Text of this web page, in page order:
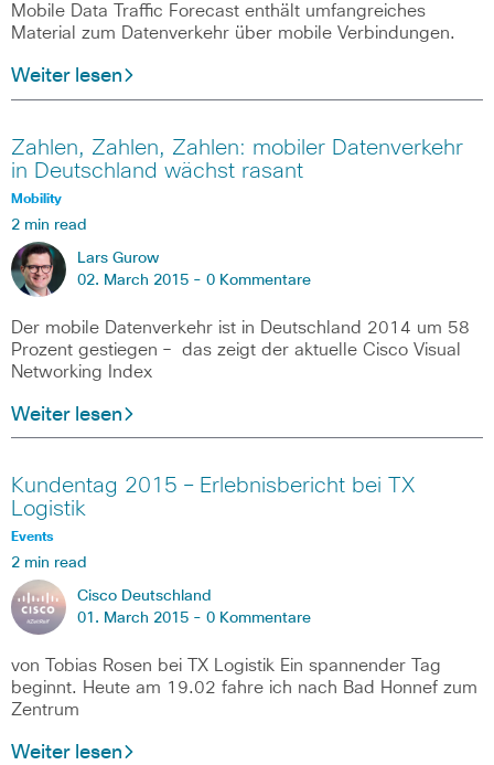
Mobile Data Traffic Forecast enthält umfangreiches
Material zum Datenverkehr über mobile Verbindungen.
Weiter lesen
Zahlen, Zahlen, Zahlen: mobiler Datenverkehr
in Deutschland wächst rasant
Mobility
2 min read
Lars Gurow
02. March 2015 - 0 Kommentare
Der mobile Datenverkehr ist in Deutschland 2014 um 58
Prozent gestiegen – das zeigt der aktuelle Cisco Visual
Networking Index
Weiter lesen
Kundentag 2015 – Erlebnisbericht bei TX
Logistik
Events
2 min read
Cisco Deutschland
01. March 2015 - 0 Kommentare
von Tobias Rosen bei TX Logistik Ein spannender Tag
beginnt. Heute am 19.02 fahre ich nach Bad Honnef zum
Zentrum
Weiter lesen